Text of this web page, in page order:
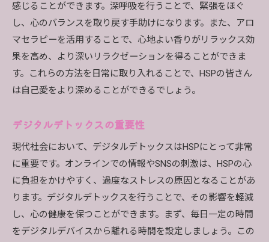
感じることができます。深呼吸を行うことで、緊張をほぐ
し、心のバランスを取り戻す手助けになります。また、アロ
マセラピーを活用することで、心地よい香りがリラックス効
果を高め、より深いリラクゼーションを得ることができま
す。これらの方法を日常に取り入れることで、HSPの皆さん
は自己愛をより深めることができるでしょう。
デジタルデトックスの重要性
現代社会において、デジタルデトックスはHSPにとって非常
に重要です。オンラインでの情報やSNSの刺激は、HSPの心
に負担をかけやすく、過度なストレスの原因となることがあ
ります。デジタルデトックスを行うことで、その影響を軽減
し、心の健康を保つことができます。まず、毎日一定の時間
をデジタルデバイスから離れる時間を設定しましょう。この